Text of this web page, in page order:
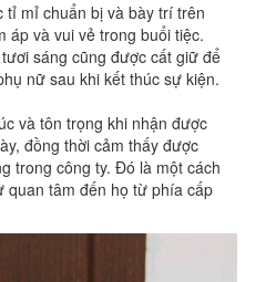
tỉ mỉ chuẩn bị và bày trí trên
áp và vui vẻ trong buổi tiệc.
sáng cũng được cất giữ để
nữ sau khi kết thúc sự kiện.
và tôn trọng khi nhận được
đồng thời cảm thấy được
trong công ty. Đó là một cách
quan tâm đến họ từ phía cấp